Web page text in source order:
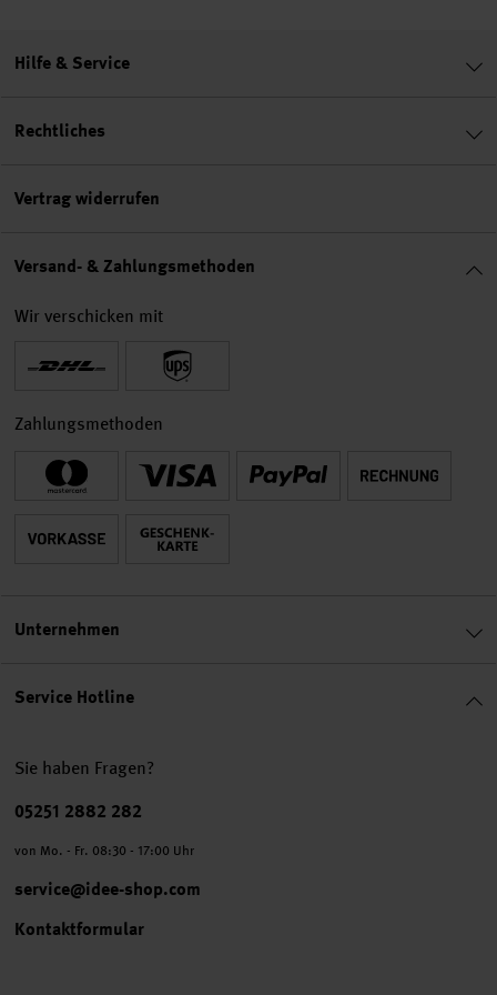
Service Hotline
Sie haben Fragen?
Telefonnummer
05251 2882 282
von Mo. - Fr. 08:30 - 17:00 Uhr
service@idee-shop.com
Kontaktformular
Hilfe & Service
Rechtliches
Vertrag widerrufen
Versand- & Zahlungsmethoden
Wir verschicken mit
Zahlungsmethoden
Unternehmen